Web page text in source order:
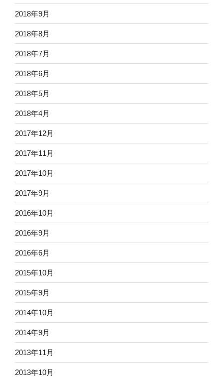
2018年9月
2018年8月
2018年7月
2018年6月
2018年5月
2018年4月
2017年12月
2017年11月
2017年10月
2017年9月
2016年10月
2016年9月
2016年6月
2015年10月
2015年9月
2014年10月
2014年9月
2013年11月
2013年10月